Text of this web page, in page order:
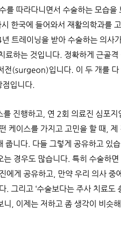
를 따라다니면서 수술하는 모습을
한국에 들어와서 재활의학과를
트레이닝을 받아 수술하는 의사
료하는 것입니다. 정확하게 근골
전(surgeon)입니다. 이 두 개를 다
점입니다.
진행하고, 연 2회 의료진 심포
케이스를 가지고 고민을 할 때, 제
줍니다. 다들 그렇게 공유하고 있
경우도 많습니다. 특히 수술하
에게 공유하고, 만약 우리 의사 중
그리고 ‘수술보다는 주사 치료도
, 이제는 저하고 좀 생각이 비슷